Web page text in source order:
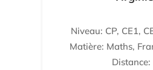
Niveau: CP, CE1,
Matière: Maths,
Distance: